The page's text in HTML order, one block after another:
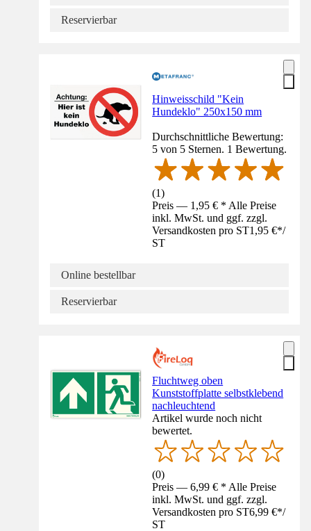
Reservierbar
Hinweisschild "Kein
Hundeklo" 250x150 mm
Durchschnittliche Bewertung:
5 von 5 Sternen. 1 Bewertung.
(1)
Preis — 1,95 € * Alle Preise
inkl. MwSt. und ggf. zzgl.
Versandkosten pro ST1,95 €*/
ST
Online bestellbar
Reservierbar
Fluchtweg oben
Kunststoffplatte selbstklebend
nachleuchtend
Artikel wurde noch nicht
bewertet.
(0)
Preis — 6,99 € * Alle Preise
inkl. MwSt. und ggf. zzgl.
Versandkosten pro ST6,99 €*/
ST